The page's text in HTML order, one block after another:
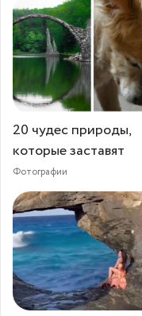
20 чудес природы,
которые заставят
Фотографии